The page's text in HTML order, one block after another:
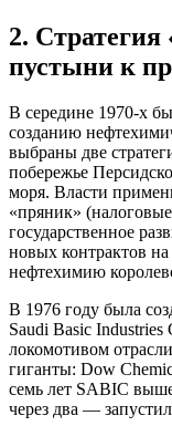
2. Стратегия
пустыни к
В середине 1970-х
созданию
выбраны две
побережье
моря. Власти
«пряник»
государственное
новых контрактов
нефтехимию
В 1976 году была
Saudi Basic Industries
локомотивом
гиганты: Dow
семь лет SABIC
через два —